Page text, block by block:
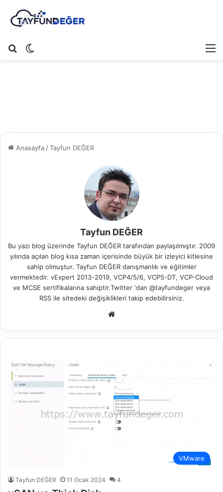
Arama yap ...
Anasayfa/Tayfun DEĞER
Tayfun DEĞER
Bu yazı blog üzerinde Tayfun DEĞER tarafından paylaşılmıştır. 2009
yılında açılan blog kısa zaman içerisinde büyük bir izleyici kitlesine
sahip olmuştur. Tayfun DEĞER danışmanlık ve eğitimler
vermektedir. vExpert 2013-2019, VCP4/5/6, VCP5-DT, VCP-Cloud
ve MCSE sertifikalarına sahiptir.Twitter 'dan @tayfundeger veya
RSSile sitedeki değişiklikleri takip edebilirsiniz.
sit
VMware
Tayfun DEĞER 11 Ocak 2024 4